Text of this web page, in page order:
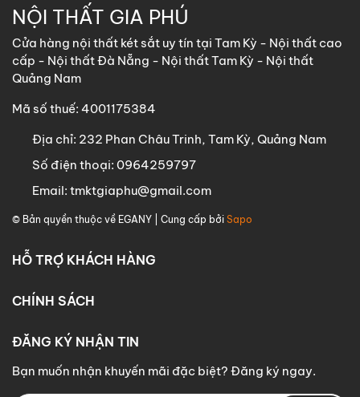
NỘI THẤT GIA PHÚ
Cửa hàng nội thất két sắt uy tín tại Tam Kỳ - Nội thất cao
cấp - Nội thất Đà Nẵng - Nội thất Tam Kỳ - Nội thất
Quảng Nam
Mã số thuế: 4001175384
Địa chỉ: 232 Phan Châu Trinh, Tam Kỳ, Quảng Nam
Số điện thoại: 0964259797
Email: tmktgiaphu@gmail.com
© Bản quyền thuộc về EGANY | Cung cấp bởi Sapo
HỖ TRỢ KHÁCH HÀNG
CHÍNH SÁCH
ĐĂNG KÝ NHẬN TIN
Bạn muốn nhận khuyến mãi đặc biệt? Đăng ký ngay.